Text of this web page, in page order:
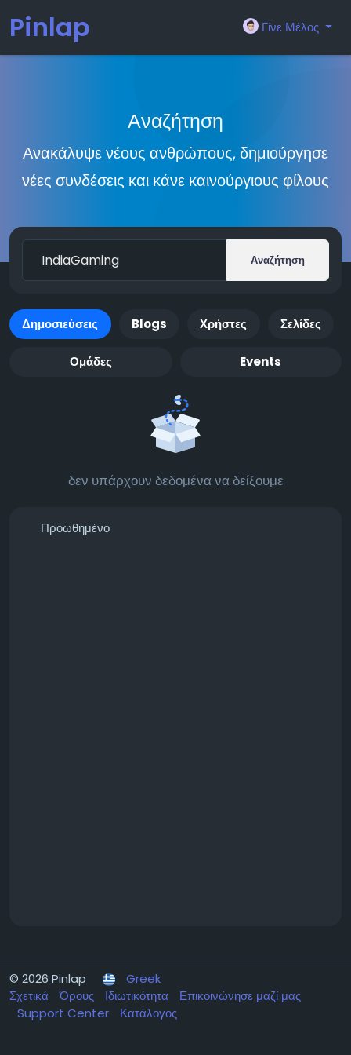
Pinlap Γίνε Μέλος
Αναζήτηση
Ανακάλυψε νέους ανθρώπους, δημιούργησε
νέες συνδέσεις και κάνε καινούργιους φίλους
Αναζήτηση
Δημοσιεύσεις Blogs Χρήστες Σελίδες
Ομάδες Events
δεν υπάρχουν δεδομένα να δείξουμε
Προωθημένο
© 2026 Pinlap
Greek
Σχετικά
Όρους Ιδιωτικότητα
Επικοινώνησε μαζί μας
Support Center
Κατάλογος